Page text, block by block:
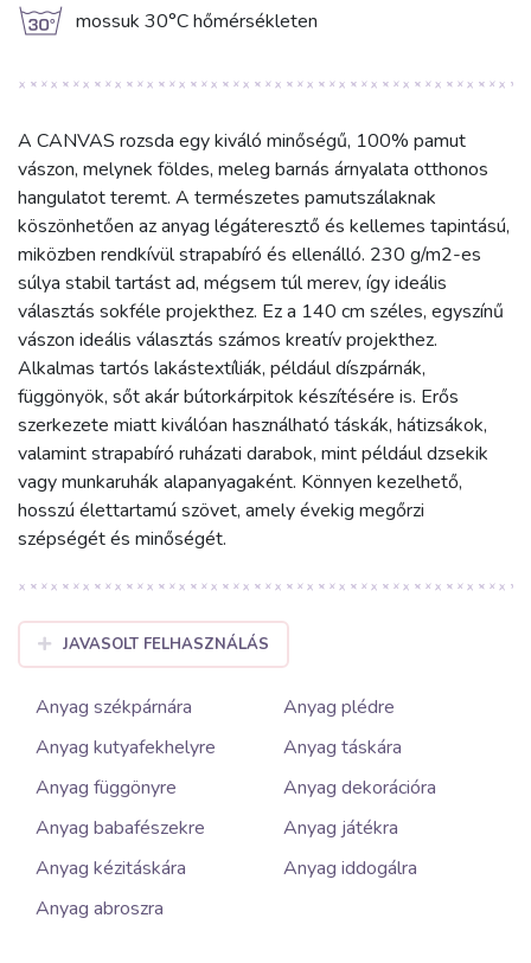
g mossuk 30°C hőmérsékleten
A CANVAS rozsda egy kiváló minőségű, 100% pamut
vászon, melynek földes, meleg barnás árnyalata otthonos
hangulatot teremt. A természetes pamutszálaknak
köszönhetően az anyag légáteresztő és kellemes tapintású,
miközben rendkívül strapabíró és ellenálló. 230 g/m2-es
súlya stabil tartást ad, mégsem túl merev, így ideális
választás sokféle projekthez. Ez a 140 cm széles, egyszínű
vászon ideális választás számos kreatív projekthez.
Alkalmas tartós lakástextíliák, például díszpárnák,
függönyök, sőt akár bútorkárpitok készítésére is. Erős
szerkezete miatt kiválóan használható táskák, hátizsákok,
valamint strapabíró ruházati darabok, mint például dzsekik
vagy munkaruhák alapanyagaként. Könnyen kezelhető,
hosszú élettartamú szövet, amely évekig megőrzi
szépségét és minőségét.
JAVASOLT FELHASZNÁLÁS
Anyag székpárnára
Anyag plédre
Anyag kutyafekhelyre
Anyag táskára
Anyag függönyre
Anyag dekorációra
Anyag babafészekre
Anyag játékra
Anyag kézitáskára
Anyag iddogálra
Anyag abroszra